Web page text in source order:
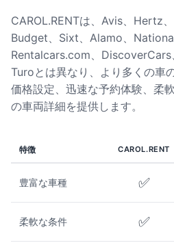
CAROL.RENTは、Avis、Hertz
Budget、Sixt、Alamo、
Rentalcars.com、DiscoverCars
Turoとは異なり、より多くの車
価格設定、迅速な予約体験、柔
の車両詳細を提供します。
特徴 CAROL.RENT
豊富な車種 ✅
柔軟な条件 ✅